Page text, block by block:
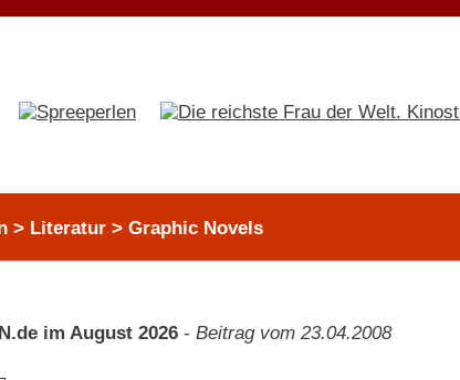
> Literatur > Graphic Novels
im August 2026 - Beitrag vom 23.04.2008